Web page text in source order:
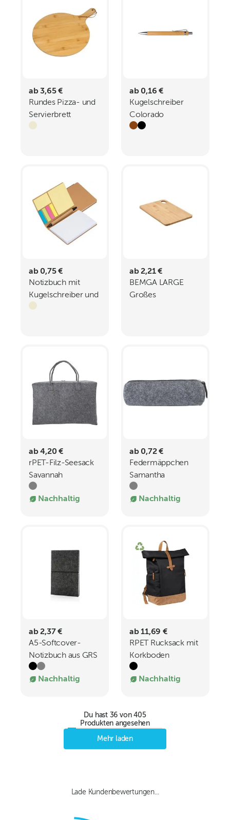
ab 3,65 €
Rundes Pizza- und
Servierbrett
JOHANNES
ab 0,16 €
Kugelschreiber
Colorado
ab 0,75 €
Notizbuch mit
Kugelschreiber und
Haftnotizen
ab 2,21 €
BEMGA LARGE
Großes
ab 4,20 €
rPET-Filz-Seesack
Savannah
Nachhaltig
ab 0,72 €
Federmäppchen
Samantha
Recycelter Filz
Reißverschluss
Nachhaltig
ab 2,37 €
A5-Softcover-
Notizbuch aus GRS
zertifiert
recyceltem Filz
Nachhaltig
ab 11,69 €
RPET Rucksack mit
Korkboden
DAGMAR
Nachhaltig
Du hast 36 von405
Produkten angesehen
Mehr laden
Lade Kundenbewertungen...